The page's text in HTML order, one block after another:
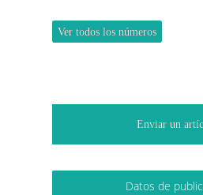
Ver todos los números
Enviar un
Datos de